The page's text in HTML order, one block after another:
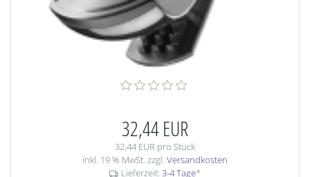
32,44 EUR
32,44 EUR pro Stück
inkl. 19 % MwSt. zzgl. Versandkosten
Lieferzeit: 3-4 Tage*